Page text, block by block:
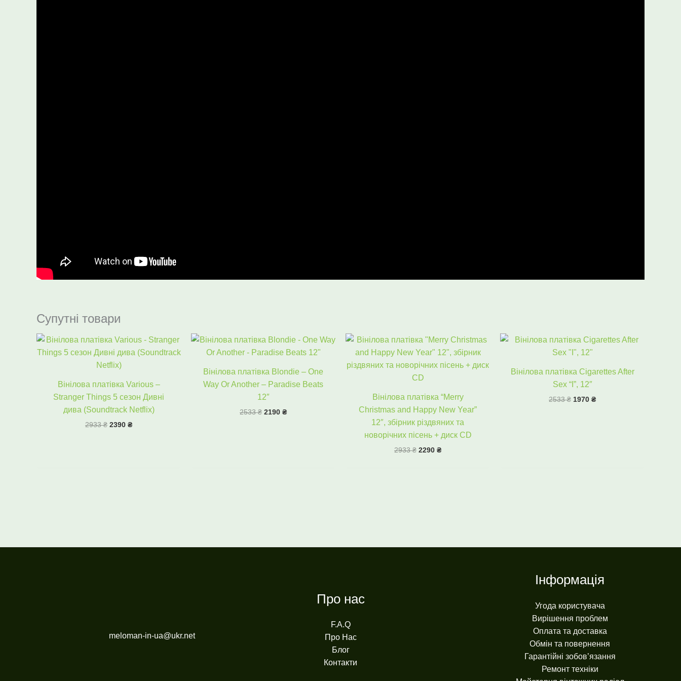
Супутні товари
Вінілова платівка Various –
Stranger Things 5 сезон Дивні
дива (Soundtrack Netflix)
2933₴
Оригінальна
2933 ₴.
2390 ₴
Поточна
2390 ₴.
Вінілова платівка Blondie – One
Way Or Another – Paradise Beats
12″
2533₴
Оригінальна
2533 ₴.
2190 ₴
Поточна
2190 ₴.
Вінілова платівка “Merry
Christmas and Happy New Year”
12″, збірник різдвяних та
новорічних пісень + диск CD
2933₴
Оригінальна
2933 ₴.
2290 ₴
Поточна
ціна:
2290 ₴.
Вінілова платівка Cigarettes After
Sex “I”, 12″
2533₴
Оригінальна
2533 ₴.
1970 ₴
Поточна
meloman-in-ua@ukr.net
Про нас
F.A.Q
Про Нас
Блог
Контакти
Інформація
Угода користувача
Вирішення проблем
Оплата та доставка
Обмін та повернення
Гарантійні зобов’язання
Ремонт техніки